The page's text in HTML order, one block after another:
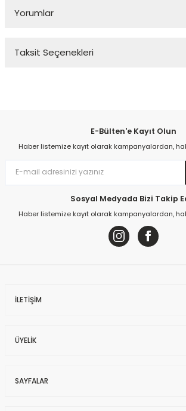
Yorumlar
Taksit Seçenekleri
E-Bülten'e Kayıt Olun
Haber listemize kayıt olarak kampanyalardan,
Sosyal Medyada Bizi Takip
Haber listemize kayıt olarak kampanyalardan,
İLETİŞİM
ÜYELİK
SAYFALAR